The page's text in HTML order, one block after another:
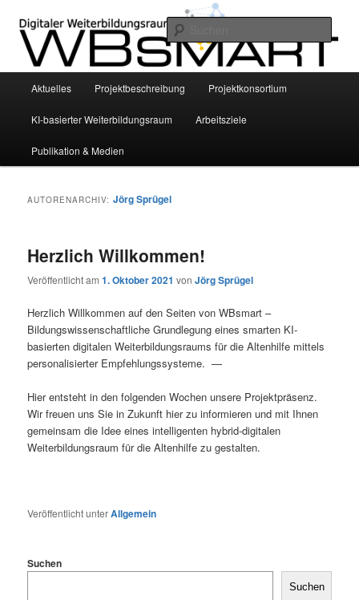
primären
Inhalt
springen
sekundären
Inhalt
springenWBsmart
INVITE Project – Bildungswissenschaftliche Grundlegung eines smarten KI-
basierten digitalen Weiterbildungsraums für die Altenhilfe mittels
personalisierter Empfehlungssysteme
Aktuelles Projektbeschreibung Projektkonsortium
KI-basierter Weiterbildungsraum Arbeitsziele
Publikation & Medien
AUTORENARCHIV:Jörg Sprügel
Herzlich Willkommen!
Veröffentlicht am1. Oktober 2021 vonJörg Sprügel
Herzlich Willkommen auf den Seiten von WBsmart –
Bildungswissenschaftliche Grundlegung eines smarten KI-
basierten digitalen Weiterbildungsraums für die Altenhilfe mittels
personalisierter Empfehlungssysteme. —
Hier entsteht in den folgenden Wochen unsere Projektpräsenz.
Wir freuen uns Sie in Zukunft hier zu informieren und mit Ihnen
gemeinsam die Idee eines intelligenten hybrid-digitalen
Weiterbildungsraum für die Altenhilfe zu gestalten.
Veröffentlicht unterAllgemein
Suchen
Suchen